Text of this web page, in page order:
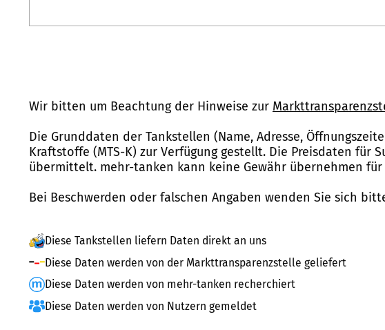
Wir bitten um Beachtung der Hinweise zur
Die Grunddaten der Tankstellen (Name, Adresse,
Kraftstoffe (MTS-K) zur Verfügung gestellt. Die Preisdaten für
übermittelt. mehr-tanken kann keine Gewähr übernehmen
Bei Beschwerden oder falschen Angaben wenden Sie sich
Diese Tankstellen liefern Daten direkt an uns
Diese Daten werden von der Markttransparenzstelle geliefert
Diese Daten werden von mehr-tanken recherchiert
Diese Daten werden von Nutzern gemeldet